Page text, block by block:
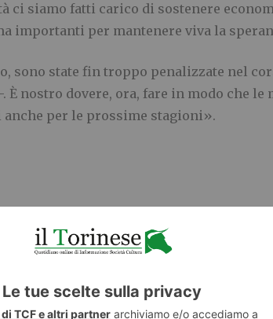
siamo fatti carico di sostenere
importanti per mantenere viva la
sono state fin troppo penalizzate nel
È nostro dovere, ora, fare in modo che
per le prossime stagioni».